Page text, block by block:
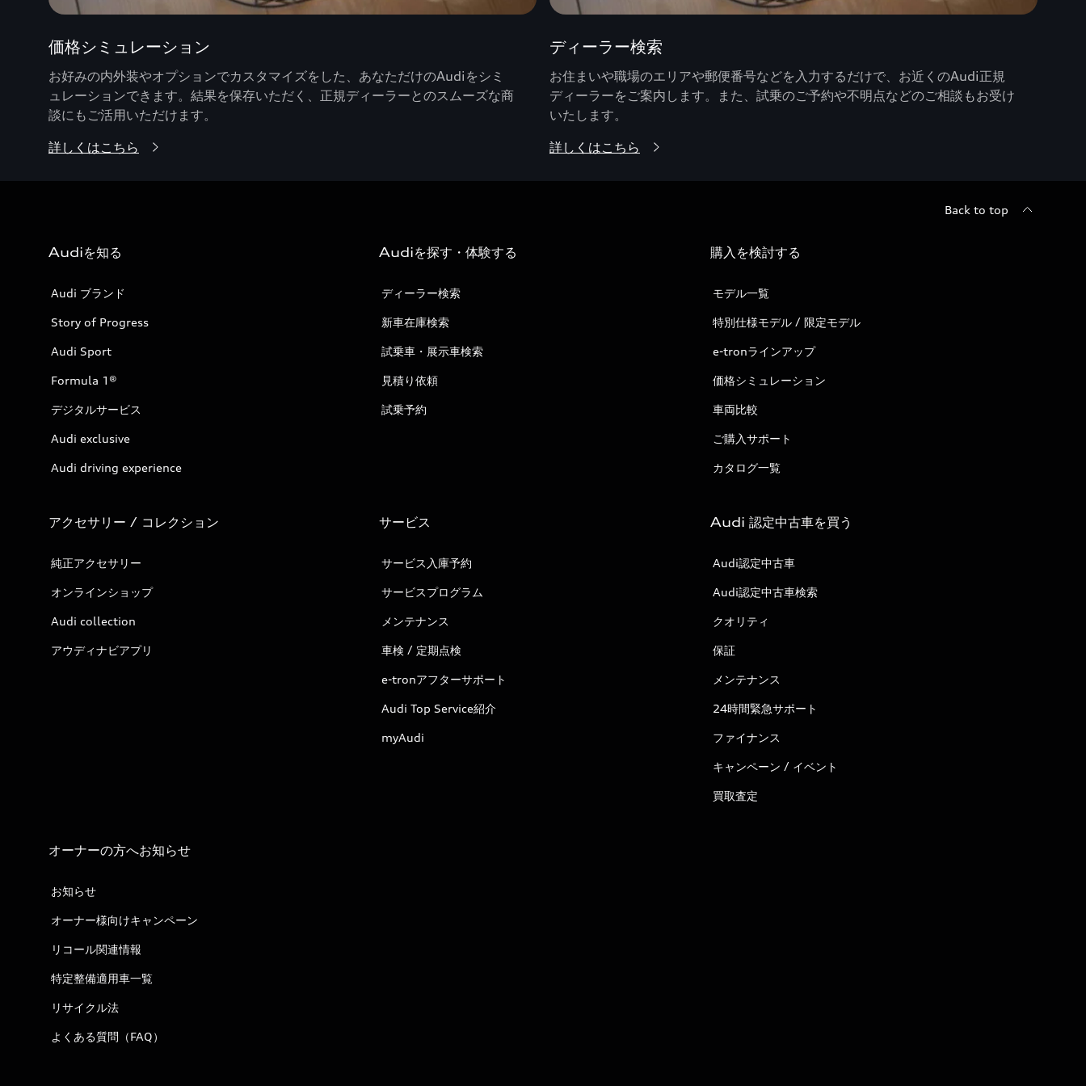
価格シミュレーション
お好みの内外装やオプションでカスタマイズをした、あなただけのAudiをシミ
ュレーションできます。結果を保存いただく、正規ディーラーとのスムーズな商
談にもご活用いただけます。
詳しくはこちら
ディーラー検索
お住まいや職場のエリアや郵便番号などを入力するだけで、お近くのAudi正規
ディーラーをご案内します。また、試乗のご予約や不明点などのご相談もお受け
いたします。
詳しくはこちら
Back to top
Audiを知る
Audi ブランド
Story of Progress
Audi Sport
Formula 1®
デジタルサービス
Audi exclusive
Audi driving experience
Audiを探す・体験する
ディーラー検索
新車在庫検索
試乗車・展示車検索
見積り依頼
試乗予約
購入を検討する
モデル一覧
特別仕様モデル / 限定モデル
e-tronラインアップ
価格シミュレーション
車両比較
ご購入サポート
カタログ一覧
アクセサリー / コレクション
純正アクセサリー
オンラインショップ
Audi collection
アウディナビアプリ
サービス
サービス入庫予約
サービスプログラム
メンテナンス
車検 / 定期点検
e-tronアフターサポート
Audi Top Service紹介
myAudi
Audi 認定中古車を買う
Audi認定中古車
Audi認定中古車検索
クオリティ
保証
メンテナンス
24時間緊急サポート
ファイナンス
キャンペーン / イベント
買取査定
オーナーの方へお知らせ
お知らせ
オーナー様向けキャンペーン
リコール関連情報
特定整備適用車一覧
リサイクル法
よくある質問（FAQ）